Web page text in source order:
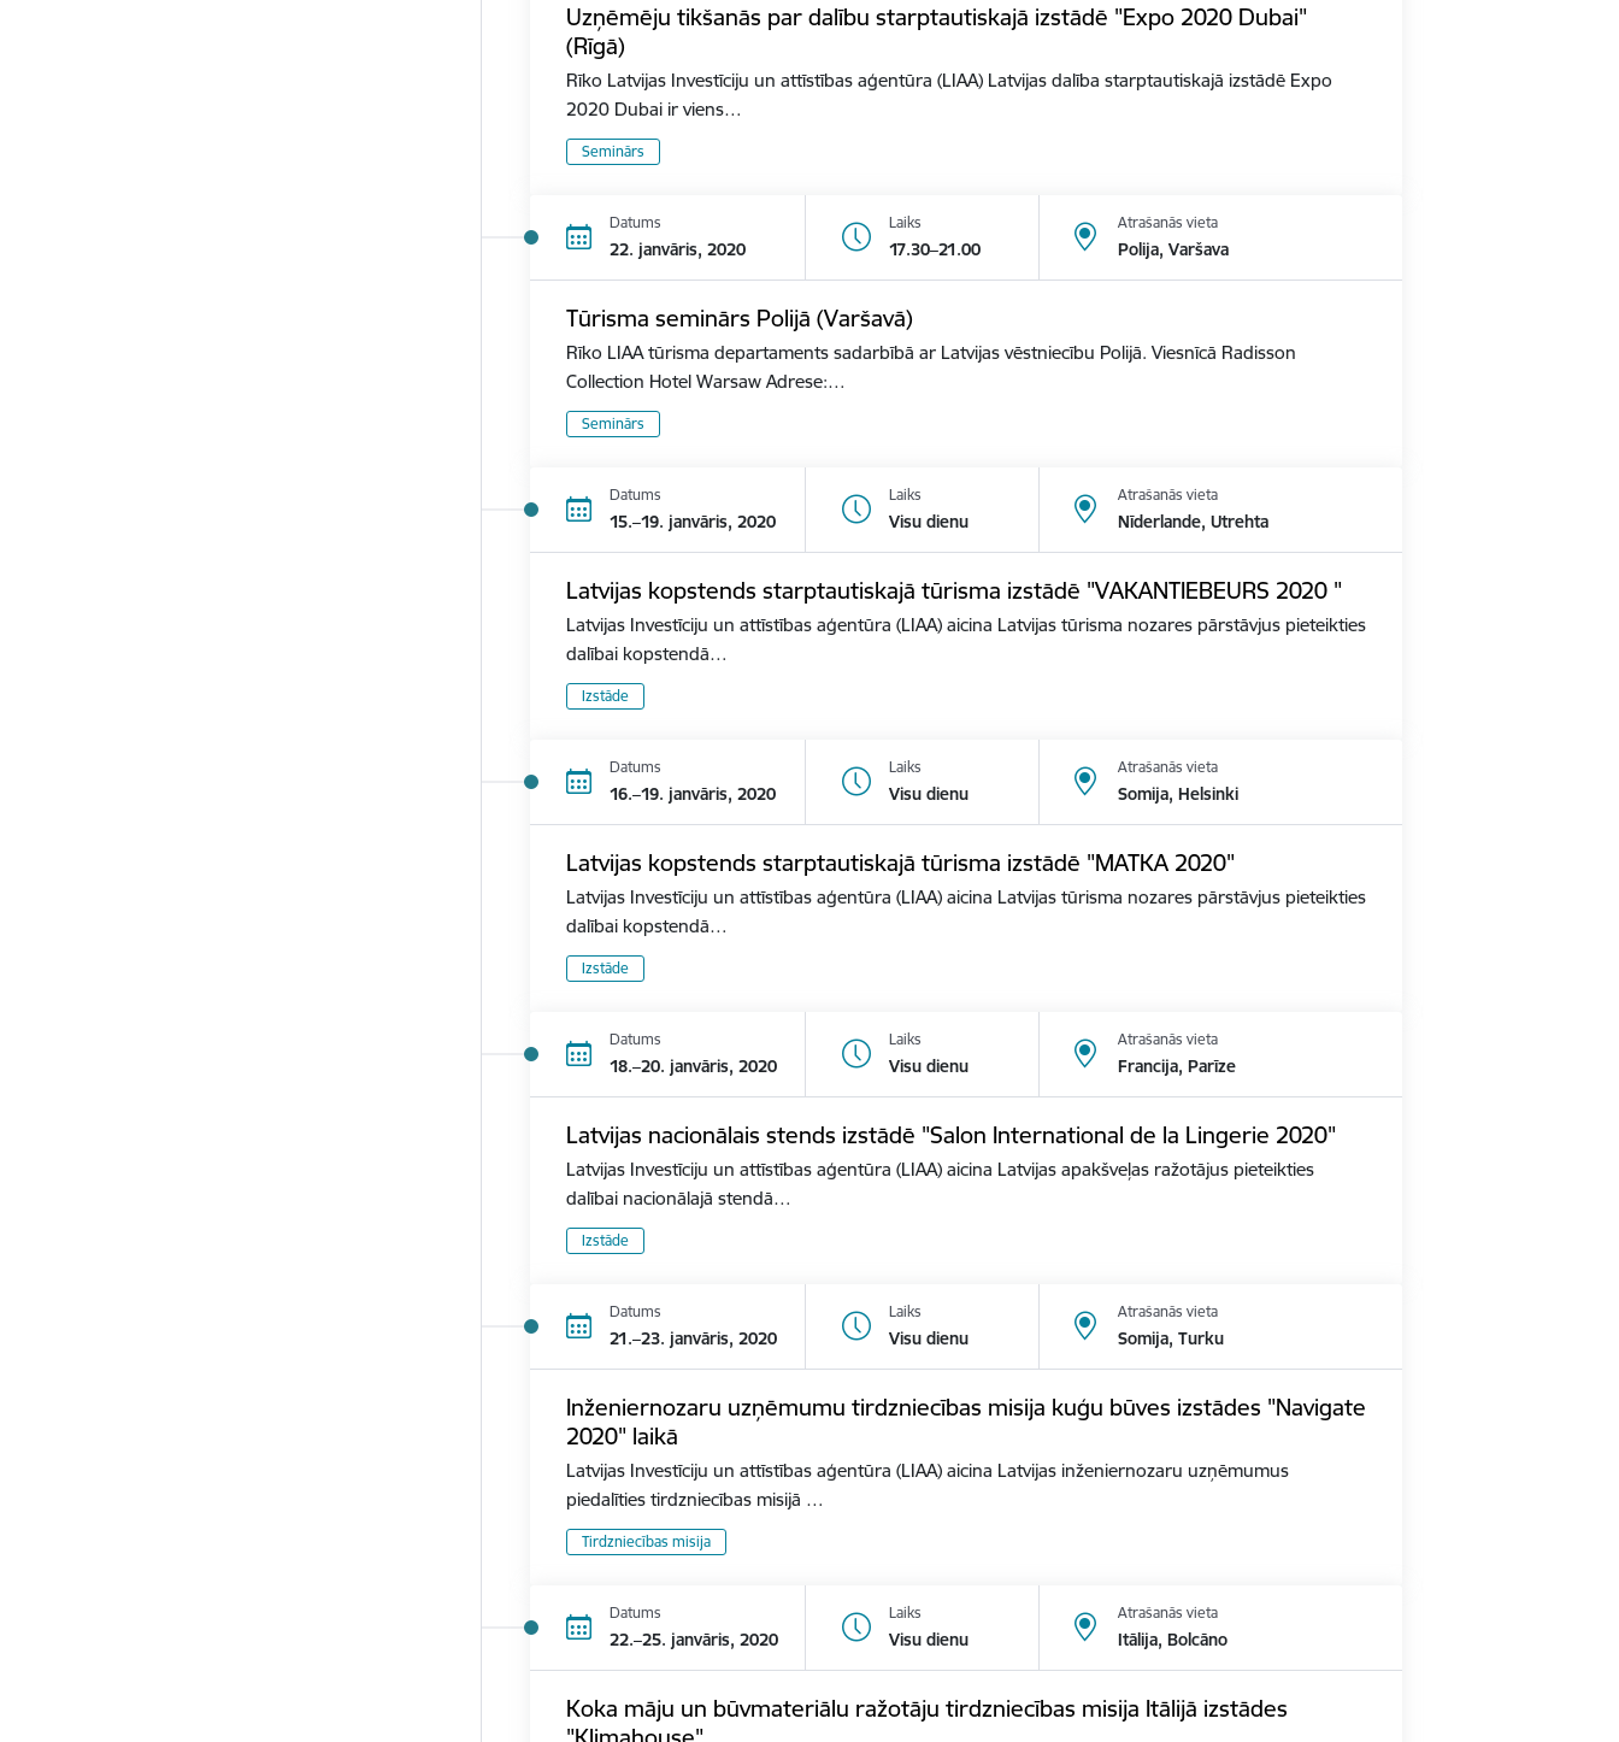
Uzņēmēju tikšanās par dalību starptautiskajā izstādē "Expo 2020 Dubai"
(Rīgā)
Rīko Latvijas Investīciju un attīstības aģentūra (LIAA) Latvijas dalība starptautiskajā izstādē Expo
2020 Dubai ir viens…
Seminārs
Datums
22. janvāris, 2020
Laiks
17.30–21.00
Atrašanās vieta
Polija, Varšava
Tūrisma seminārs Polijā (Varšavā)
Rīko LIAA tūrisma departaments sadarbībā ar Latvijas vēstniecību Polijā. Viesnīcā Radisson
Collection Hotel Warsaw Adrese:…
Seminārs
Datums
15.–19. janvāris, 2020
Laiks
Visu dienu
Atrašanās vieta
Nīderlande, Utrehta
Latvijas kopstends starptautiskajā tūrisma izstādē "VAKANTIEBEURS 2020 "
Latvijas Investīciju un attīstības aģentūra (LIAA) aicina Latvijas tūrisma nozares pārstāvjus pieteikties
dalībai kopstendā…
Izstāde
Datums
16.–19. janvāris, 2020
Laiks
Visu dienu
Atrašanās vieta
Somija, Helsinki
Latvijas kopstends starptautiskajā tūrisma izstādē "MATKA 2020"
Latvijas Investīciju un attīstības aģentūra (LIAA) aicina Latvijas tūrisma nozares pārstāvjus pieteikties
dalībai kopstendā…
Izstāde
Datums
18.–20. janvāris, 2020
Laiks
Visu dienu
Atrašanās vieta
Francija, Parīze
Latvijas nacionālais stends izstādē "Salon International de la Lingerie 2020"
Latvijas Investīciju un attīstības aģentūra (LIAA) aicina Latvijas apakšveļas ražotājus pieteikties
dalībai nacionālajā stendā…
Izstāde
Datums
21.–23. janvāris, 2020
Laiks
Visu dienu
Atrašanās vieta
Somija, Turku
Inženiernozaru uzņēmumu tirdzniecības misija kuģu būves izstādes "Navigate
2020" laikā
Latvijas Investīciju un attīstības aģentūra (LIAA) aicina Latvijas inženiernozaru uzņēmumus
piedalīties tirdzniecības misijā …
Tirdzniecības misija
Datums
22.–25. janvāris, 2020
Laiks
Visu dienu
Atrašanās vieta
Itālija, Bolcāno
Koka māju un būvmateriālu ražotāju tirdzniecības misija Itālijā izstādes